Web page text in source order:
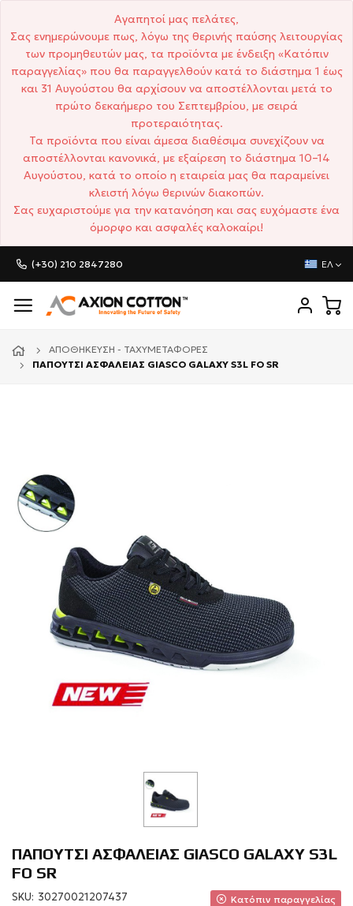
Αγαπητοί μας πελάτες,
Σας ενημερώνουμε πως, λόγω της θερινής παύσης λειτουργίας
των προμηθευτών μας, τα προϊόντα με ένδειξη «Κατόπιν
παραγγελίας» που θα παραγγελθούν κατά το διάστημα 1 έως
και 31 Αυγούστου θα αρχίσουν να αποστέλλονται μετά το
πρώτο δεκαήμερο του Σεπτεμβρίου, με σειρά
προτεραιότητας.
Τα προϊόντα που είναι άμεσα διαθέσιμα συνεχίζουν να
αποστέλλονται κανονικά, με εξαίρεση το διάστημα 10–14
Αυγούστου, κατά το οποίο η εταιρεία μας θα παραμείνει
κλειστή λόγω θερινών διακοπών.
Σας ευχαριστούμε για την κατανόηση και σας ευχόμαστε ένα
όμορφο και ασφαλές καλοκαίρι!
(+30) 210 2847280 ΕΛ
ΑΠΟΘΉΚΕΥΣΗ - ΤΑΧΥΜΕΤΑΦΟΡΈΣ
ΠΑΠΟΥΤΣΙ ΑΣΦΑΛΕΙΑΣ GIASCO GALAXY S3L FO SR
ΠΑΠΟΥΤΣΙ ΑΣΦΑΛΕΙΑΣ GIASCO GALAXY S3L
FO SR
SKU: 30270021207437 Κατόπιν παραγγελίας